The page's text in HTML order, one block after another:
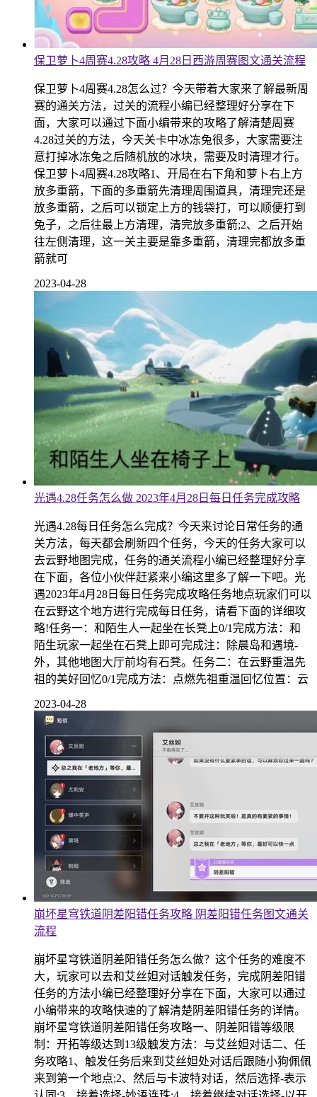
保卫萝卜4周赛4.28攻略 4月28日西游周赛图文通关流程
保卫萝卜4周赛4.28怎么过？今天带着大家来了解最新周
赛的通关方法，过关的流程小编已经整理好分享在下
面，大家可以通过下面小编带来的攻略了解清楚周赛
4.28过关的方法，今天关卡中冰冻兔很多，大家需要注
意打掉冰冻兔之后随机放的冰块，需要及时清理才行。
保卫萝卜4周赛4.28攻略1、开局在右下角和萝卜右上方
放多重箭，下面的多重箭先清理周围道具，清理完还是
放多重箭，之后可以锁定上方的钱袋打，可以顺便打到
兔子，之后往最上方清理，清完放多重箭;2、之后开始
往左侧清理，这一关主要是靠多重箭，清理完都放多重
箭就可
2023-04-28
光遇4.28任务怎么做 2023年4月28日每日任务完成攻略
光遇4.28每日任务怎么完成？今天来讨论日常任务的通
关方法，每天都会刷新四个任务，今天的任务大家可以
去云野地图完成，任务的通关流程小编已经整理好分享
在下面，各位小伙伴赶紧来小编这里多了解一下吧。光
遇2023年4月28日每日任务完成攻略任务地点玩家们可以
在云野这个地方进行完成每日任务，请看下面的详细攻
略!任务一：和陌生人一起坐在长凳上0/1完成方法：和
陌生玩家一起坐在石凳上即可完成注：除晨岛和遇境-
外，其他地图大厅前均有石凳。任务二：在云野重温先
祖的美好回忆0/1完成方法：点燃先祖重温回忆位置：云
2023-04-28
崩坏星穹铁道阴差阳错任务攻略 阴差阳错任务图文通关
流程
崩坏星穹铁道阴差阳错任务怎么做？这个任务的难度不
大，玩家可以去和艾丝妲对话触发任务，完成阴差阳错
任务的方法小编已经整理好分享在下面，大家可以通过
小编带来的攻略快速的了解清楚阴差阳错任务的详情。
崩坏星穹铁道阴差阳错任务攻略一、阴差阳错等级限
制：开拓等级达到13级触发方法：与艾丝妲对话二、任
务攻略1、触发任务后来到艾丝妲处对话后跟随小狗佩佩
来到第一个地点;2、然后与卡波特对话，然后选择-表示